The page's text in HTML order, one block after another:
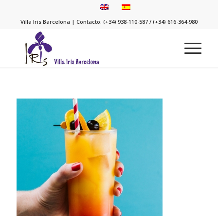
Villa Iris Barcelona | Contacto: (+34) 938-110-587 / (+34) 616-364-980